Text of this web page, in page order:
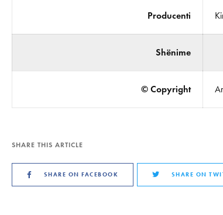
Producenti
Shënime
© Copyright
SHARE THIS ARTICLE
SHARE ON FACEBOOK SHARE ON